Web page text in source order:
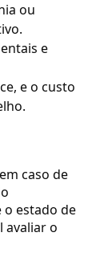
ou
e
e o custo
caso de
estado de
avaliar o